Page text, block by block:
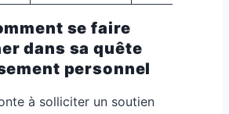
se faire
dans sa quête
personnel
à solliciter un soutien